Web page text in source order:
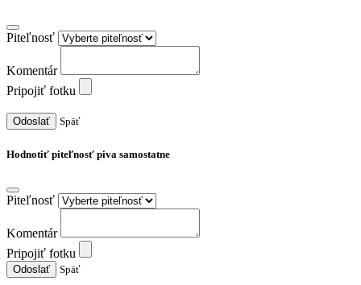
Piteľnosť
Komentár
Pripojiť fotku
Odoslať Späť
Hodnotiť piteľnosť piva samostatne
Piteľnosť
Komentár
Pripojiť fotku
Odoslať Späť